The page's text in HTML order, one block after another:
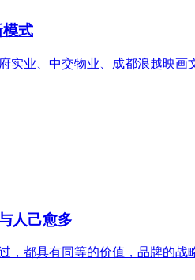
模式
实业、中交物业、成都浪越映
人己愈多
，都具有同等的价值，品牌的